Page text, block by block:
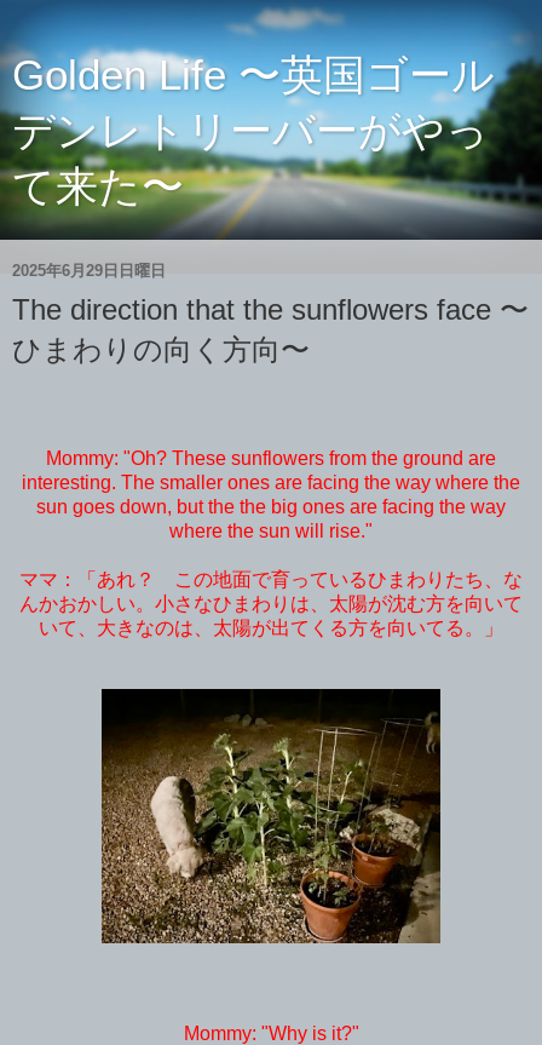
Golden Life 〜英国ゴール
デンレトリーバーがやっ
て来た〜
2025年6月29日日曜日
The direction that the sunflowers face 〜
ひまわりの向く方向〜
Mommy: "Oh? These sunflowers from the ground are
interesting. The smaller ones are facing the way where the
sun goes down, but the the big ones are facing the way
where the sun will rise."
ママ：「あれ？ この地面で育っているひまわりたち、な
んかおかしい。小さなひまわりは、太陽が沈む方を向いて
いて、大きなのは、太陽が出てくる方を向いてる。」
Mommy: "Why is it?"